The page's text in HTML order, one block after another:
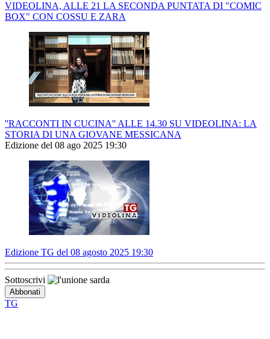
VIDEOLINA, ALLE 21 LA SECONDA PUNTATA DI "COMIC
BOX" CON COSSU E ZARA
''RACCONTI IN CUCINA'' ALLE 14.30 SU VIDEOLINA: LA
STORIA DI UNA GIOVANE MESSICANA
Edizione del 08 ago 2025 19:30
Edizione TG del 08 agosto 2025 19:30
Sottoscrivi
TG